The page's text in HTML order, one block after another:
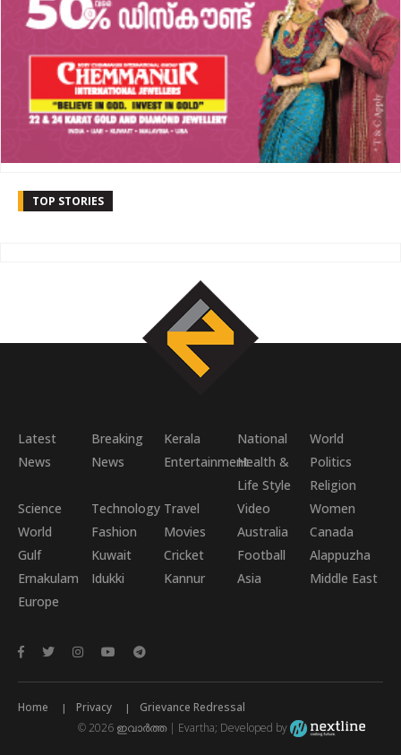
TOP STORIES
Latest
News
Breaking
News
Kerala National
World
EntertainmentHealth &
Life Style
Politics
Religion
Science
World
Technology Travel Video
Women
Fashion
Movies Australia
Canada
Gulf
Kuwait Cricket Football
Alappuzha
Ernakulam
Idukki Kannur Asia
Middle East
Europe
Home Privacy
Grievance Redressal
© 2026 ഇവാർത്ത | Evartha; Developed by